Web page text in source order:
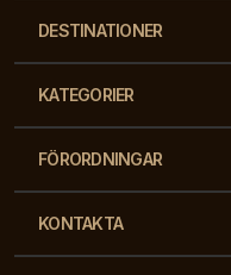
DESTINATIONER
KATEGORIER
FÖRORDNINGAR
KONTAKTA